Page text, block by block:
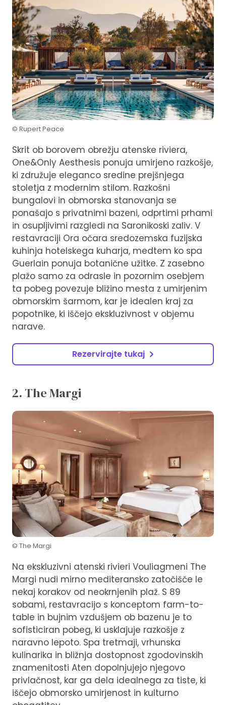
© Rupert Peace
Skrit ob borovem obrežju atenske riviera,
One&Only Aesthesis ponuja umirjeno razkošje,
ki združuje eleganco sredine prejšnjega
stoletja z modernim stilom. Razkošni
bungalovi in obmorska stanovanja se
ponašajo s privatnimi bazeni, odprtimi prhami
in osupljivimi razgledi na Saronikoski zaliv. V
restavraciji Ora očara sredozemska fuzijska
kuhinja hotelskega kuharja, medtem ko spa
Guerlain ponuja botanične užitke. Z zasebno
plažo samo za odrasle in pozornim osebjem
ta pobeg povezuje bližino mesta z umirjenim
obmorskim šarmom, kar je idealen kraj za
popotnike, ki iščejo ekskluzivnost v objemu
narave.
Rezervirajte tukaj
2. The Margi
© The Margi
Na ekskluzivni atenski rivieri Vouliagmeni The
Margi nudi mirno mediteransko zatočišče le
nekaj korakov od neokrnjenih plaž. S 89
sobami, restavracijo s konceptom farm-to-
table in bujnim vzdušjem ob bazenu je to
sofisticiran pobeg, ki usklajuje razkošje z
naravno lepoto. Spa tretmaji, vrhunska
kulinarika in bližnja dostopnost zgodovinskih
znamenitosti Aten dopolnjujejo njegovo
privlačnost, kar ga dela idealnega za tiste, ki
iščejo obmorsko umirjenost in kulturno